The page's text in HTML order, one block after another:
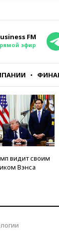
FM
эфир
видит своим
Вэнса